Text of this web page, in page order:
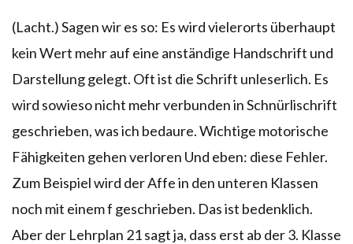
(Lacht.) Sagen wir es so: Es wird vielerorts überhaupt
kein Wert mehr auf eine anständige Handschrift und
Darstellung gelegt. Oft ist die Schrift unleserlich. Es
wird sowieso nicht mehr verbunden in Schnürlischrift
geschrieben, was ich bedaure. Wichtige motorische
Fähigkeiten gehen verloren Und eben: diese Fehler.
Zum Beispiel wird der Affe in den unteren Klassen
noch mit einem f geschrieben. Das ist bedenklich.
Aber der Lehrplan 21 sagt ja, dass erst ab der 3. Klasse